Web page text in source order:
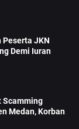
JKN
Demi Iuran
Scamming
Medan, Korban